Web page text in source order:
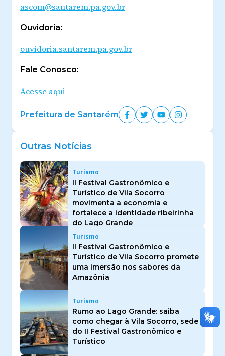
ascom@santarem.pa.gov.br
Ouvidoria:
ouvidoria.santarem.pa.gov.br
Fale Conosco:
Acesse aqui
Prefeitura de Santarém
Outras Notícias
Turismo
II Festival Gastronômico e
Turístico de Vila Socorro
movimenta a economia e
fortalece a identidade ribeirinha
do Lago Grande
Turismo
II Festival Gastronômico e
Turístico de Vila Socorro promete
uma imersão nos sabores da
Amazônia
Turismo
Rumo ao Lago Grande: saiba
como chegar à Vila Socorro, sede
do II Festival Gastronômico e
Turístico